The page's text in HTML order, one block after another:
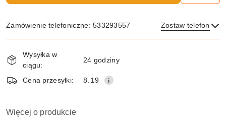
Zamówienie telefoniczne: 533293557 Zostaw telefon
i
dostawa
Wysyłka w
ciągu:
24 godziny
Cena przesyłki: 8.19
Więcej o produkcie